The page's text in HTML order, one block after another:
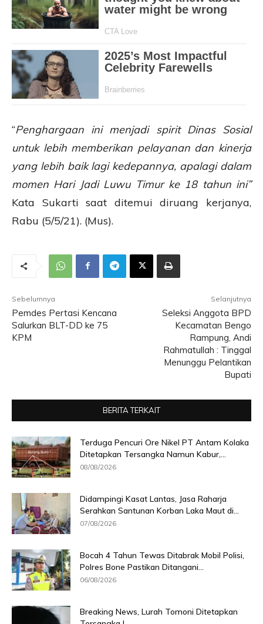
“Penghargaan ini menjadi spirit Dinas Sosial
untuk lebih memberikan pelayanan dan kinerja
yang lebih baik lagi kedepannya, apalagi dalam
momen Hari Jadi Luwu Timur ke 18 tahun ini”
Kata Sukarti saat ditemui diruang kerjanya,
Rabu (5/5/21). (Mus).
Sebelumnya
Pemdes Pertasi Kencana
Salurkan BLT-DD ke 75
KPM
Selanjutnya
Seleksi Anggota BPD
Kecamatan Bengo
Rampung, Andi
Rahmatullah : Tinggal
Menunggu Pelantikan
Bupati
BERITA TERKAIT
Terduga Pencuri Ore Nikel PT Antam Kolaka
Ditetapkan Tersangka Namun Kabur,...
08/08/2026
Didampingi Kasat Lantas, Jasa Raharja
Serahkan Santunan Korban Laka Maut di...
07/08/2026
Bocah 4 Tahun Tewas Ditabrak Mobil Polisi,
Polres Bone Pastikan Ditangani...
06/08/2026
Breaking News, Lurah Tomoni Ditetapkan